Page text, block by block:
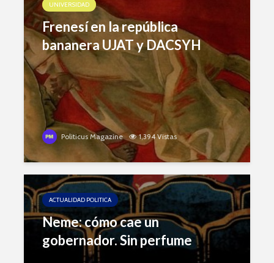
UNIVERSIDAD
Frenesí en la república
bananera UJAT y DACSYH
Politicus Magazine 1,394 Vistas
ACTUALIDAD POLITICA
Neme: cómo cae un
gobernador. Sin perfume